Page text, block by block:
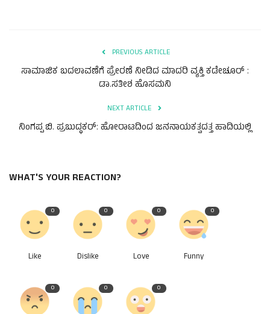
PREVIOUS ARTICLE
ಸಾಮಾಜಿಕ ಬದಲಾವಣೆಗೆ ಪ್ರೇರಣೆ ನೀಡಿದ ಮಾದರಿ ವ್ಯಕ್ತಿ ಕಡೇಚೂರ್ :
ಡಾ.ಸತೀಶ ಹೊಸಮನಿ
NEXT ARTICLE
ನಿಂಗಪ್ಪ ಬಿ. ಪ್ರಬುದ್ಧಕರ್: ಹೋರಾಟದಿಂದ ಜನನಾಯಕತ್ವದತ್ತ ಹಾದಿಯಲ್ಲಿ
WHAT'S YOUR REACTION?
0
Like
0
Dislike
0
Love
0
Funny
0 0 0